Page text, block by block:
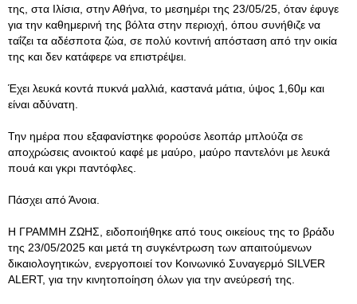
της, στα Ιλίσια, στην Αθήνα, το μεσημέρι της 23/05/25, όταν έφυγε
για την καθημερινή της βόλτα στην περιοχή, όπου συνήθιζε να
ταΐζει τα αδέσποτα ζώα, σε πολύ κοντινή απόσταση από την οικία
της και δεν κατάφερε να επιστρέψει.
Έχει λευκά κοντά πυκνά μαλλιά, καστανά μάτια, ύψος 1,60μ και
είναι αδύνατη.
Την ημέρα που εξαφανίστηκε φορούσε λεοπάρ μπλούζα σε
αποχρώσεις ανοικτού καφέ με μαύρο, μαύρο παντελόνι με λευκά
πουά και γκρι παντόφλες.
Πάσχει από Άνοια.
Η ΓΡΑΜΜΗ ΖΩΗΣ, ειδοποιήθηκε από τους οικείους της το βράδυ
της 23/05/2025 και μετά τη συγκέντρωση των απαιτούμενων
δικαιολογητικών, ενεργοποιεί τον Κοινωνικό Συναγερμό SILVER
ALERT, για την κινητοποίηση όλων για την ανεύρεσή της.